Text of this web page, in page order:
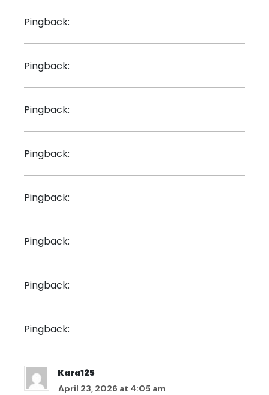
Pingback:
Pingback:
Pingback:
Pingback:
Pingback:
Pingback:
Pingback:
Pingback:
Kara125
April 23, 2026 at 4:05 am